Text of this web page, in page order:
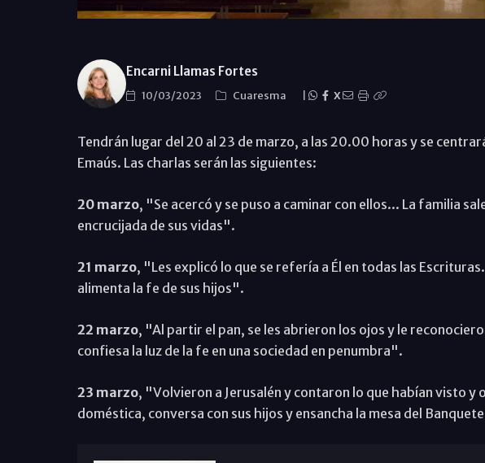
Encarni Llamas Fortes
10/03/2023 Cuaresma X
Tendrán lugar del 20 al 23 de marzo, a las 20.00 horas y se
Emaús. Las charlas serán las siguientes:
20 marzo, "Se acercó y se puso a caminar con ellos... La familia
encrucijada de sus vidas".
21 marzo, "Les explicó lo que se refería a Él en todas las
alimenta la fe de sus hijos".
22 marzo, "Al partir el pan, se les abrieron los ojos y le
confiesa la luz de la fe en una sociedad en penumbra".
23 marzo, "Volvieron a Jerusalén y contaron lo que habían visto y
doméstica, conversa con sus hijos y ensancha la mesa del